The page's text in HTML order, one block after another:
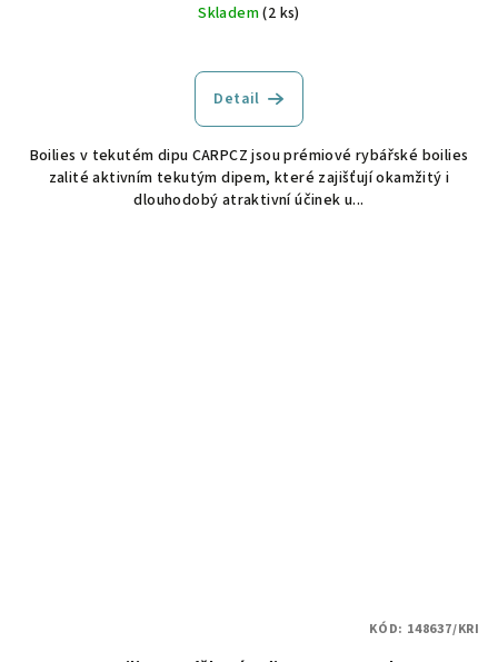
Skladem(2 ks)
Detail
Boilies v tekutém dipu CARPCZ jsou prémiové rybářské boilies
zalité aktivním tekutým dipem, které zajišťují okamžitý i
dlouhodobý atraktivní účinek u...
KÓD: 148637/KRI